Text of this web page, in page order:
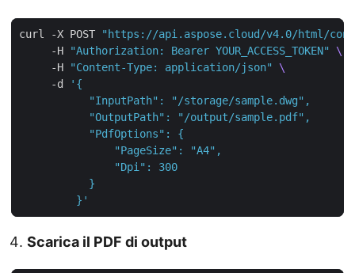
curl -X POST
"https://api.aspose.cloud/v4.0/html/
     -H
"Authorization: Bearer YOUR_ACCESS_TOKEN"
     -H
"Content-Type: application/json"
     -d
         }'
Scarica il PDF di output